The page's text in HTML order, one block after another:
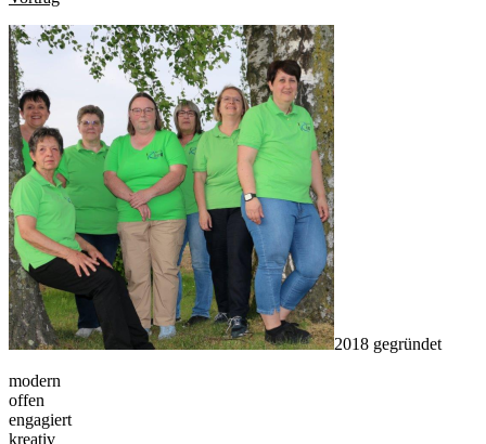
Primary
Sidebar
2018 gegründet
modern
offen
engagiert
kreativ